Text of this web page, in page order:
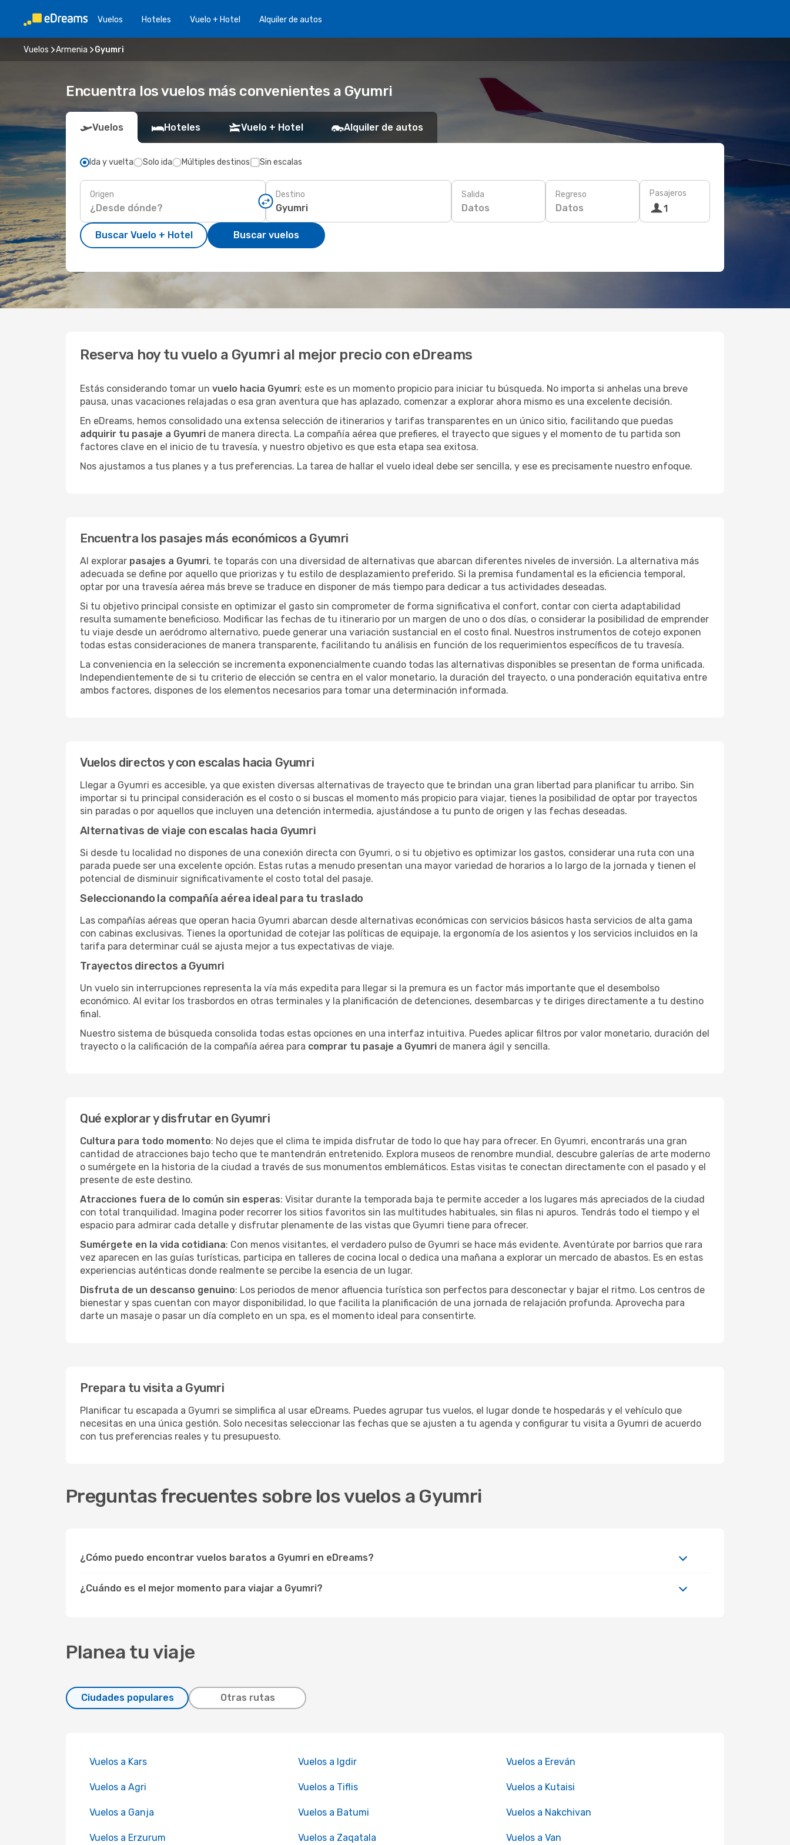
Vuelos Hoteles Vuelo + Hotel Alquiler de autos
Vuelos Armenia Gyumri
Encuentra los vuelos más convenientes a Gyumri
Vuelos Hoteles Vuelo + Hotel Alquiler de autos
Ida y vuelta Solo ida Múltiples destinos Sin escalas
Origen Destino Salida
Datos
Regreso
Datos
Pasajeros
1
Buscar Vuelo + Hotel Buscar vuelos
Reserva hoy tu vuelo a Gyumri al mejor precio con eDreams
Estás considerando tomar un vuelo hacia Gyumri; este es un momento propicio para iniciar tu búsqueda. No importa si anhelas una breve
pausa, unas vacaciones relajadas o esa gran aventura que has aplazado, comenzar a explorar ahora mismo es una excelente decisión.
En eDreams, hemos consolidado una extensa selección de itinerarios y tarifas transparentes en un único sitio, facilitando que puedas
adquirir tu pasaje a Gyumri de manera directa. La compañía aérea que prefieres, el trayecto que sigues y el momento de tu partida son
factores clave en el inicio de tu travesía, y nuestro objetivo es que esta etapa sea exitosa.
Nos ajustamos a tus planes y a tus preferencias. La tarea de hallar el vuelo ideal debe ser sencilla, y ese es precisamente nuestro enfoque.
Encuentra los pasajes más económicos a Gyumri
Al explorar pasajes a Gyumri, te toparás con una diversidad de alternativas que abarcan diferentes niveles de inversión. La alternativa más
adecuada se define por aquello que priorizas y tu estilo de desplazamiento preferido. Si la premisa fundamental es la eficiencia temporal,
optar por una travesía aérea más breve se traduce en disponer de más tiempo para dedicar a tus actividades deseadas.
Si tu objetivo principal consiste en optimizar el gasto sin comprometer de forma significativa el confort, contar con cierta adaptabilidad
resulta sumamente beneficioso. Modificar las fechas de tu itinerario por un margen de uno o dos días, o considerar la posibilidad de emprender
tu viaje desde un aeródromo alternativo, puede generar una variación sustancial en el costo final. Nuestros instrumentos de cotejo exponen
todas estas consideraciones de manera transparente, facilitando tu análisis en función de los requerimientos específicos de tu travesía.
La conveniencia en la selección se incrementa exponencialmente cuando todas las alternativas disponibles se presentan de forma unificada.
Independientemente de si tu criterio de elección se centra en el valor monetario, la duración del trayecto, o una ponderación equitativa entre
ambos factores, dispones de los elementos necesarios para tomar una determinación informada.
Vuelos directos y con escalas hacia Gyumri
Llegar a Gyumri es accesible, ya que existen diversas alternativas de trayecto que te brindan una gran libertad para planificar tu arribo. Sin
importar si tu principal consideración es el costo o si buscas el momento más propicio para viajar, tienes la posibilidad de optar por trayectos
sin paradas o por aquellos que incluyen una detención intermedia, ajustándose a tu punto de origen y las fechas deseadas.
Alternativas de viaje con escalas hacia Gyumri
Si desde tu localidad no dispones de una conexión directa con Gyumri, o si tu objetivo es optimizar los gastos, considerar una ruta con una
parada puede ser una excelente opción. Estas rutas a menudo presentan una mayor variedad de horarios a lo largo de la jornada y tienen el
potencial de disminuir significativamente el costo total del pasaje.
Seleccionando la compañía aérea ideal para tu traslado
Las compañías aéreas que operan hacia Gyumri abarcan desde alternativas económicas con servicios básicos hasta servicios de alta gama
con cabinas exclusivas. Tienes la oportunidad de cotejar las políticas de equipaje, la ergonomía de los asientos y los servicios incluidos en la
tarifa para determinar cuál se ajusta mejor a tus expectativas de viaje.
Trayectos directos a Gyumri
Un vuelo sin interrupciones representa la vía más expedita para llegar si la premura es un factor más importante que el desembolso
económico. Al evitar los trasbordos en otras terminales y la planificación de detenciones, desembarcas y te diriges directamente a tu destino
final.
Nuestro sistema de búsqueda consolida todas estas opciones en una interfaz intuitiva. Puedes aplicar filtros por valor monetario, duración del
trayecto o la calificación de la compañía aérea para comprar tu pasaje a Gyumri de manera ágil y sencilla.
Qué explorar y disfrutar en Gyumri
Cultura para todo momento: No dejes que el clima te impida disfrutar de todo lo que hay para ofrecer. En Gyumri, encontrarás una gran
cantidad de atracciones bajo techo que te mantendrán entretenido. Explora museos de renombre mundial, descubre galerías de arte moderno
o sumérgete en la historia de la ciudad a través de sus monumentos emblemáticos. Estas visitas te conectan directamente con el pasado y el
presente de este destino.
Atracciones fuera de lo común sin esperas: Visitar durante la temporada baja te permite acceder a los lugares más apreciados de la ciudad
con total tranquilidad. Imagina poder recorrer los sitios favoritos sin las multitudes habituales, sin filas ni apuros. Tendrás todo el tiempo y el
espacio para admirar cada detalle y disfrutar plenamente de las vistas que Gyumri tiene para ofrecer.
Sumérgete en la vida cotidiana: Con menos visitantes, el verdadero pulso de Gyumri se hace más evidente. Aventúrate por barrios que rara
vez aparecen en las guías turísticas, participa en talleres de cocina local o dedica una mañana a explorar un mercado de abastos. Es en estas
experiencias auténticas donde realmente se percibe la esencia de un lugar.
Disfruta de un descanso genuino: Los periodos de menor afluencia turística son perfectos para desconectar y bajar el ritmo. Los centros de
bienestar y spas cuentan con mayor disponibilidad, lo que facilita la planificación de una jornada de relajación profunda. Aprovecha para
darte un masaje o pasar un día completo en un spa, es el momento ideal para consentirte.
Prepara tu visita a Gyumri
Planificar tu escapada a Gyumri se simplifica al usar eDreams. Puedes agrupar tus vuelos, el lugar donde te hospedarás y el vehículo que
necesitas en una única gestión. Solo necesitas seleccionar las fechas que se ajusten a tu agenda y configurar tu visita a Gyumri de acuerdo
con tus preferencias reales y tu presupuesto.
Preguntas frecuentes sobre los vuelos a Gyumri
¿Cómo puedo encontrar vuelos baratos a Gyumri en eDreams?
¿Cuándo es el mejor momento para viajar a Gyumri?
Planea tu viaje
Ciudades populares Otras rutas
Vuelos a Kars Vuelos a Igdir Vuelos a Ereván
Vuelos a Agri Vuelos a Tiflis Vuelos a Kutaisi
Vuelos a Ganja Vuelos a Batumi Vuelos a Nakchivan
Vuelos a Erzurum Vuelos a Zaqatala Vuelos a Van